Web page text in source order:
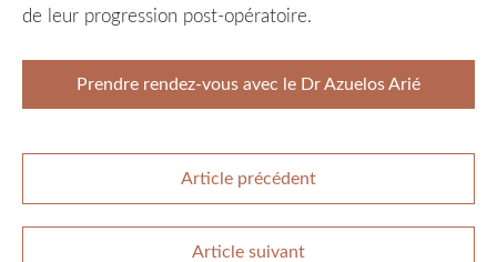
de leur progression post-opératoire.
Prendre rendez-vous avec le Dr Azuelos Arié
Article précédent
Article suivant